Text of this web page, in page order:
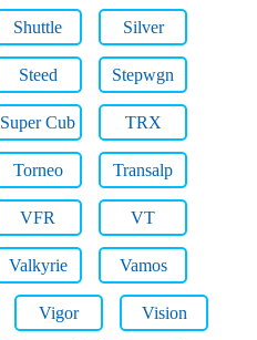
Shuttle Silver
Steed Stepwgn
Super Cub TRX
Torneo Transalp
VFR VT
Valkyrie Vamos
Vigor Vision